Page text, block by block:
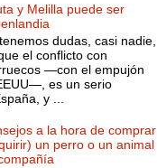
y Melilla puede ser
dudas, casi nadie,
el conflicto con
—con el empujón
es un serio
y ...
a la hora de comprar
un perro o un animal